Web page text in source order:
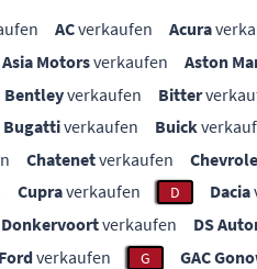
ACverkaufen Acura
Asia Motorsverkaufen Aston
Bentleyverkaufen Bitter
Bugattiverkaufen Buick
Chatenetverkaufen
Cupraverkaufen D Dacia
Donkervoortverkaufen DS
Fordverkaufen G GAC